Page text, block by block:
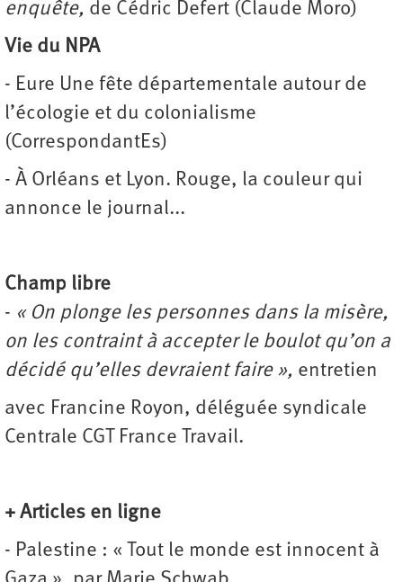
enquête, de Cédric Defert (Claude Moro)
Vie du NPA
- Eure Une fête départementale autour de
l’écologie et du colonialisme
(CorrespondantEs)
- À Orléans et Lyon. Rouge, la couleur qui
annonce le journal...
Champ libre
- « On plonge les personnes dans la misère,
on les contraint à accepter le boulot qu’on a
décidé qu’elles devraient faire », entretien
avec Francine Royon, déléguée syndicale
Centrale CGT France Travail.
+ Articles en ligne
- Palestine : « Tout le monde est innocent à